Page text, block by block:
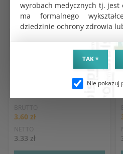
wyrobach medycznych tj. jest
ma formalnego
dziedzinie ochrony zdrowia
TAK *
Nie pokazuj
3.60 zł
NETTO
3.33 zł